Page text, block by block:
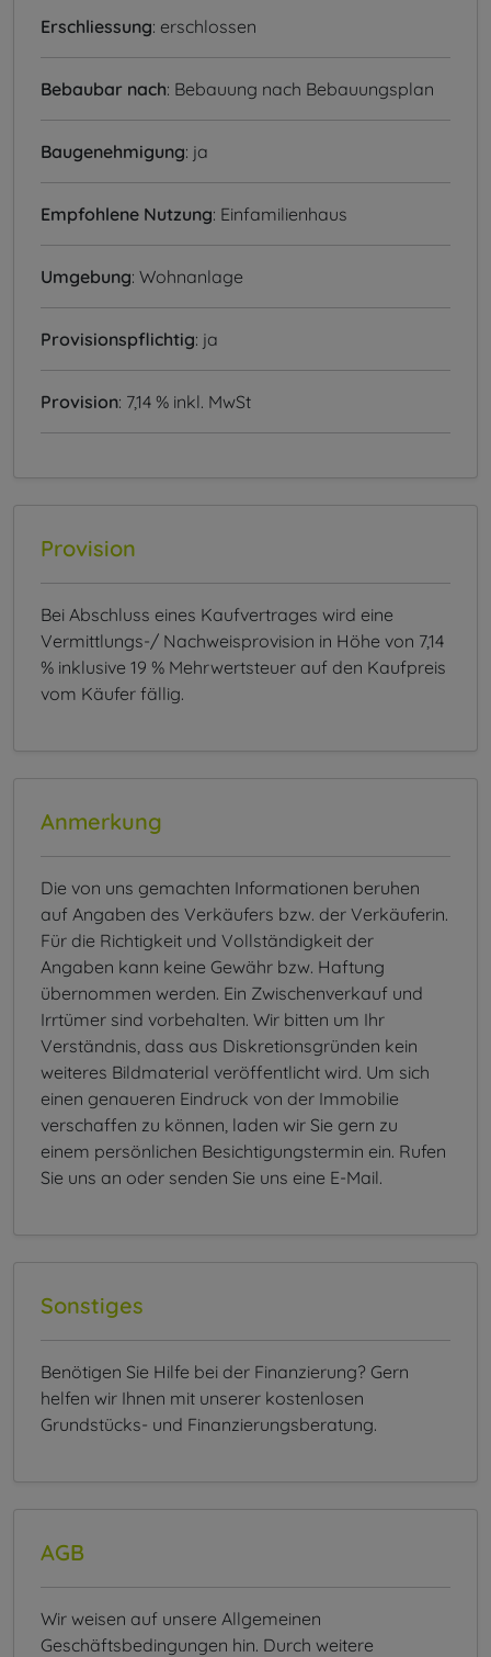
Erschliessung: erschlossen
Bebaubar nach: Bebauung nach Bebauungsplan
Baugenehmigung: ja
Empfohlene Nutzung: Einfamilienhaus
Umgebung: Wohnanlage
Provisionspflichtig: ja
Provision: 7,14 % inkl. MwSt
Provision
Bei Abschluss eines Kaufvertrages wird eine
Vermittlungs-/ Nachweisprovision in Höhe von 7,14
% inklusive 19 % Mehrwertsteuer auf den Kaufpreis
vom Käufer fällig.
Anmerkung
Die von uns gemachten Informationen beruhen
auf Angaben des Verkäufers bzw. der Verkäuferin.
Für die Richtigkeit und Vollständigkeit der
Angaben kann keine Gewähr bzw. Haftung
übernommen werden. Ein Zwischenverkauf und
Irrtümer sind vorbehalten. Wir bitten um Ihr
Verständnis, dass aus Diskretionsgründen kein
weiteres Bildmaterial veröffentlicht wird. Um sich
einen genaueren Eindruck von der Immobilie
verschaffen zu können, laden wir Sie gern zu
einem persönlichen Besichtigungstermin ein. Rufen
Sie uns an oder senden Sie uns eine E-Mail.
Sonstiges
Benötigen Sie Hilfe bei der Finanzierung? Gern
helfen wir Ihnen mit unserer kostenlosen
Grundstücks- und Finanzierungsberatung.
AGB
Wir weisen auf unsere Allgemeinen
Geschäftsbedingungen hin. Durch weitere